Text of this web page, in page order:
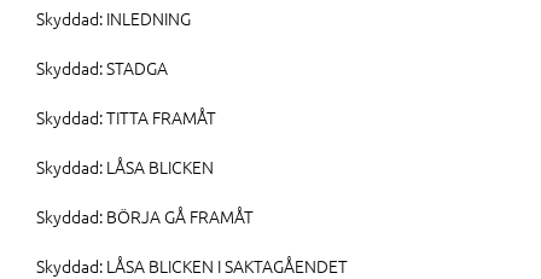
Skyddad: INLEDNING
Skyddad: STADGA
Skyddad: TITTA FRAMÅT
Skyddad: LÅSA BLICKEN
Skyddad: BÖRJA GÅ FRAMÅT
Skyddad: LÅSA BLICKEN I SAKTAGÅENDET